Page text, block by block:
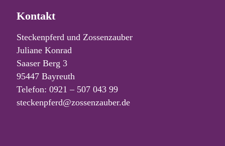
Kontakt
Steckenpferd und Zossenzauber
Juliane Konrad
Saaser Berg 3
95447 Bayreuth
Telefon: 0921 – 507 043 99
steckenpferd@zossenzauber.de